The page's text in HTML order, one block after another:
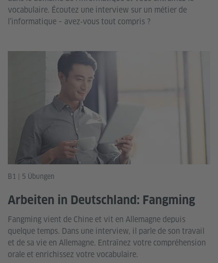
vocabulaire. Écoutez une interview sur un métier de
l’informatique – avez‑vous tout compris ?
B1 | 5 Übungen
Arbeiten in Deutschland: Fangming
Fangming vient de Chine et vit en Allemagne depuis
quelque temps. Dans une interview, il parle de son travail
et de sa vie en Allemagne. Entraînez votre compréhension
orale et enrichissez votre vocabulaire.